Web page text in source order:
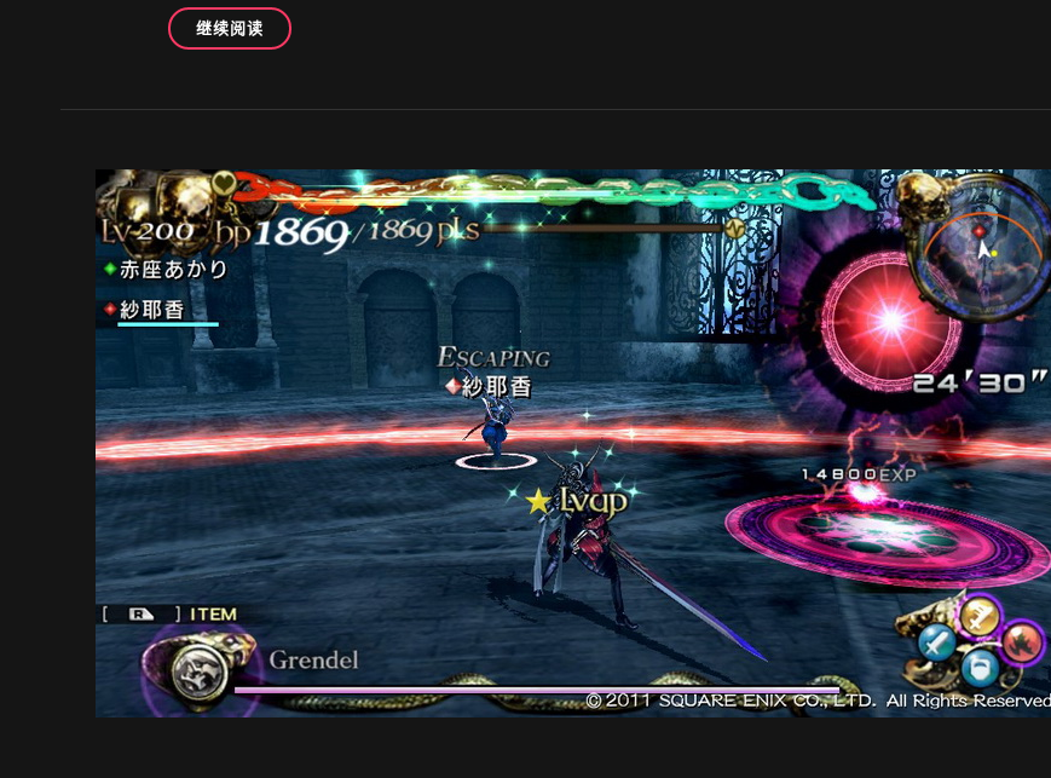
继续阅读
戏
重
力
赛
车
WIPEOUT
2048
–
全
攻
略